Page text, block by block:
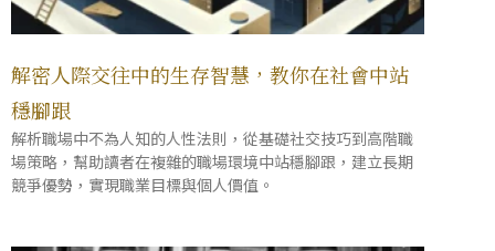
解密人際交往中的生存智慧，教你在社會中站
穩腳跟
解析職場中不為人知的人性法則，從基礎社交技巧到高階職
場策略，幫助讀者在複雜的職場環境中站穩腳跟，建立長期
競爭優勢，實現職業目標與個人價值。